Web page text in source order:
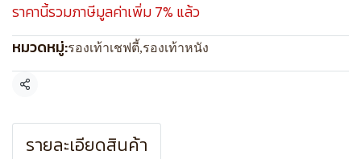
ราคานี้รวมภาษีมูลค่าเพิ่ม 7% แล้ว
หมวดหมู่:รองเท้าเชฟตี้,รองเท้าหนัง
แชร์
รายละเอียดสินค้า